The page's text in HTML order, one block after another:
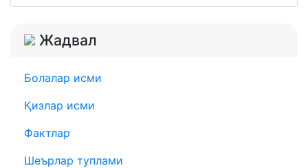
Жадвал
Болалар исми
Қизлар исми
Фактлар
Шеърлар туплами